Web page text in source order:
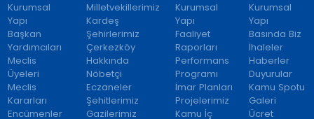
Kurumsal
Yapı
Başkan
Yardımcıları
Meclis
Üyeleri
Meclis
Kararları
Encümenler
Milletvekillerimiz
Kardeş
Şehirlerimiz
Çerkezköy
Hakkında
Nöbetçi
Eczaneler
Şehitlerimiz
Gazilerimiz
Kurumsal
Yapı
Faaliyet
Raporları
Performans
Programı
İmar Planları
Projelerimiz
Kamu İç
Kurumsal
Yapı
Basında Biz
İhaleler
Haberler
Duyurular
Kamu Spotu
Galeri
Ücret